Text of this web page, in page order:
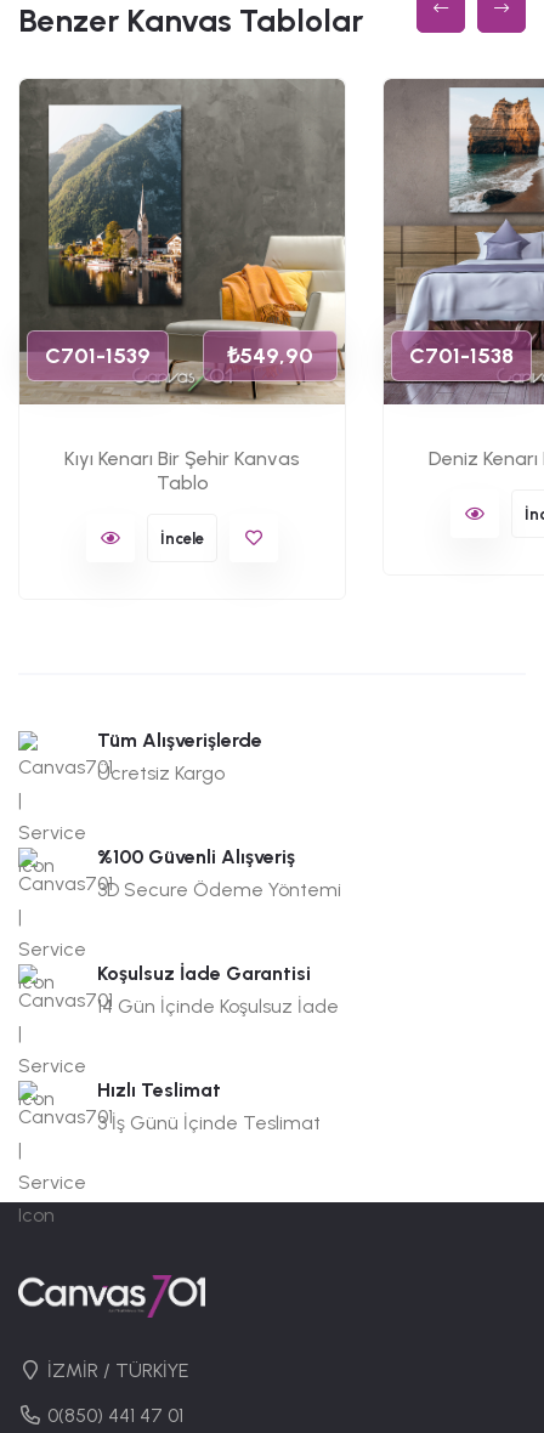
Benzer Kanvas Tablolar
C701-1539 ₺549,90
Kıyı Kenarı Bir Şehir Kanvas
Tablo
İncele
C701-1538
Deniz
Tüm Alışverişlerde
Ücretsiz Kargo
%100 Güvenli Alışveriş
3D Secure Ödeme Yöntemi
Koşulsuz İade Garantisi
14 Gün İçinde Koşulsuz İade
Hızlı Teslimat
3 İş Günü İçinde Teslimat
İZMİR / TÜRKİYE
0(850) 441 47 01